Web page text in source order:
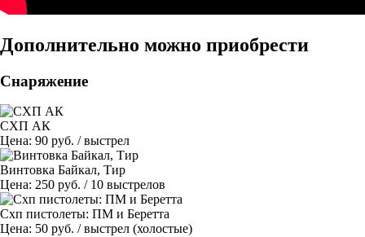
Дополнительно можно приобрести
Снаряжение
СХП АК
Цена: 90 руб. /выстрел
Винтовка Байкал, Тир
Цена: 250 руб. / 10 выстрелов
Схп пистолеты: ПМ и Беретта
Цена: 50 руб. /выстрел (холостые)